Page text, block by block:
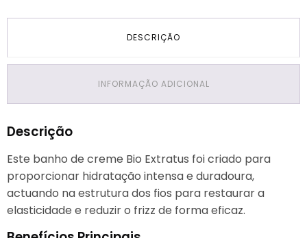
DESCRIÇÃO
INFORMAÇÃO ADICIONAL
Descrição
Este banho de creme Bio Extratus foi criado para
proporcionar hidratação intensa e duradoura,
actuando na estrutura dos fios para restaurar a
elasticidade e reduzir o frizz de forma eficaz.